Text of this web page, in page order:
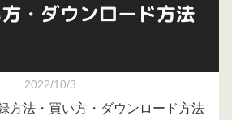
2022/10/3
方法・買い方・ダウンロード方法